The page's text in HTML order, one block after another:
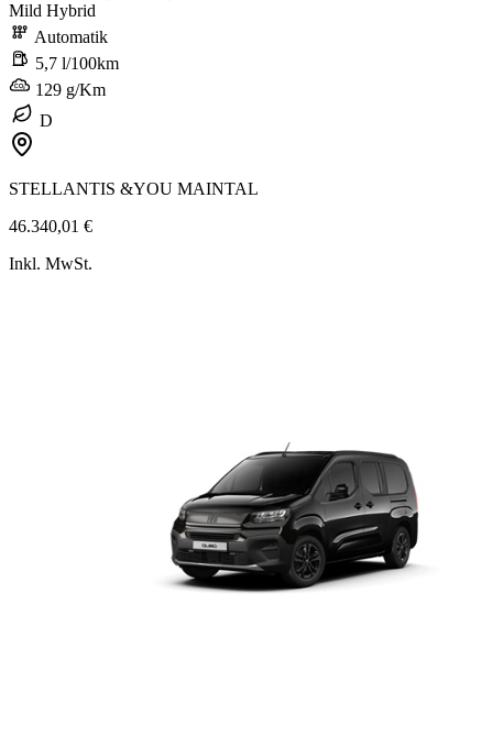
Mild Hybrid
Automatik
5,7 l/100km
129 g/Km
D
STELLANTIS &YOU MAINTAL
46.340,01 €
Inkl. MwSt.